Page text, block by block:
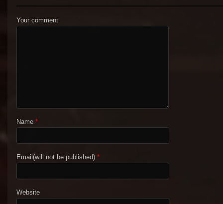
Your comment
Name *
Email(will not be published) *
Website